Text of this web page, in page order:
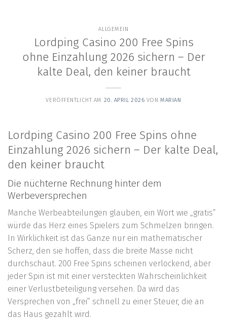
ALLGEMEIN
Lordping Casino 200 Free Spins
ohne Einzahlung 2026 sichern – Der
kalte Deal, den keiner braucht
VERÖFFENTLICHT AM 20. APRIL 2026 VON MARIAN
Lordping Casino 200 Free Spins ohne
Einzahlung 2026 sichern – Der kalte Deal,
den keiner braucht
Die nüchterne Rechnung hinter dem
Werbeversprechen
Manche Werbeabteilungen glauben, ein Wort wie „gratis“
würde das Herz eines Spielers zum Schmelzen bringen.
In Wirklichkeit ist das Ganze nur ein mathematischer
Scherz, den sie hoffen, dass die breite Masse nicht
durchschaut. 200 Free Spins scheinen verlockend, aber
jeder Spin ist mit einer versteckten Wahrscheinlichkeit
einer Verlustbeteiligung versehen. Da wird das
Versprechen von „frei“ schnell zu einer Steuer, die an
das Haus gezahlt wird.